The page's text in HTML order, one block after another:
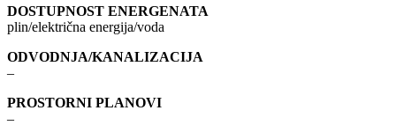
DOSTUPNOST ENERGENATA
plin/električna energija/voda
ODVODNJA/KANALIZACIJA
–
PROSTORNI PLANOVI
–